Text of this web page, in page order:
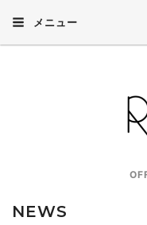
メニュー
NEWS